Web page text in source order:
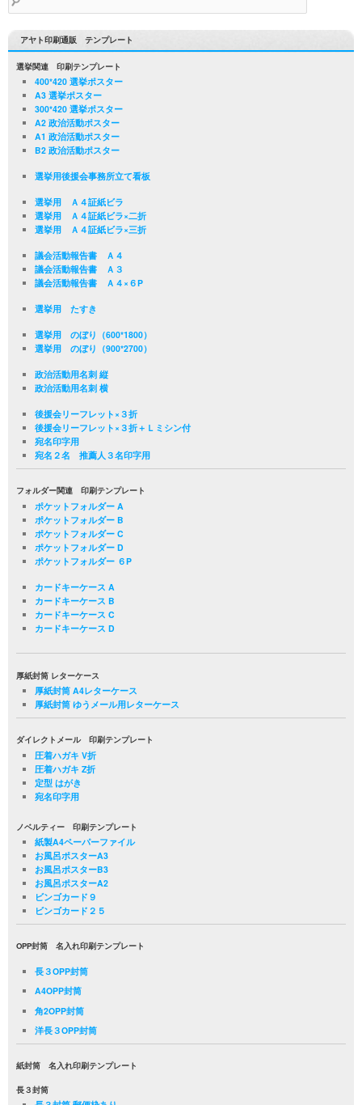
索:
アヤト印刷通販 テンプレート
選挙関連 印刷テンプレート
400*420 選挙ポスター
A3 選挙ポスター
300*420 選挙ポスター
A2 政治活動ポスター
A1 政治活動ポスター
B2 政治活動ポスター
選挙用後援会事務所立て看板
選挙用 Ａ４証紙ビラ
選挙用 Ａ４証紙ビラ×二折
選挙用 Ａ４証紙ビラ×三折
議会活動報告書 Ａ４
議会活動報告書 Ａ３
議会活動報告書 Ａ４×６P
選挙用 たすき
選挙用 のぼり（600*1800）
選挙用 のぼり（900*2700）
政治活動用名刺 縦
政治活動用名刺 横
後援会リーフレット×３折
後援会リーフレット×３折＋Ｌミシン付
宛名印字用
宛名２名 推薦人３名印字用
フォルダー関連 印刷テンプレート
ポケットフォルダー A
ポケットフォルダー B
ポケットフォルダー C
ポケットフォルダー D
ポケットフォルダー ６P
カードキーケース A
カードキーケース B
カードキーケース C
カードキーケース D
厚紙封筒 レターケース
厚紙封筒 A4レターケース
厚紙封筒 ゆうメール用レターケース
ダイレクトメール 印刷テンプレート
圧着ハガキ V折
圧着ハガキ Z折
定型 はがき
宛名印字用
ノベルティー 印刷テンプレート
紙製A4ペーパーファイル
お風呂ポスターA3
お風呂ポスターB3
お風呂ポスターA2
ビンゴカード９
ビンゴカード２５
OPP封筒 名入れ印刷テンプレート
長３OPP封筒
A4OPP封筒
角2OPP封筒
洋長３OPP封筒
紙封筒 名入れ印刷テンプレート
長３封筒